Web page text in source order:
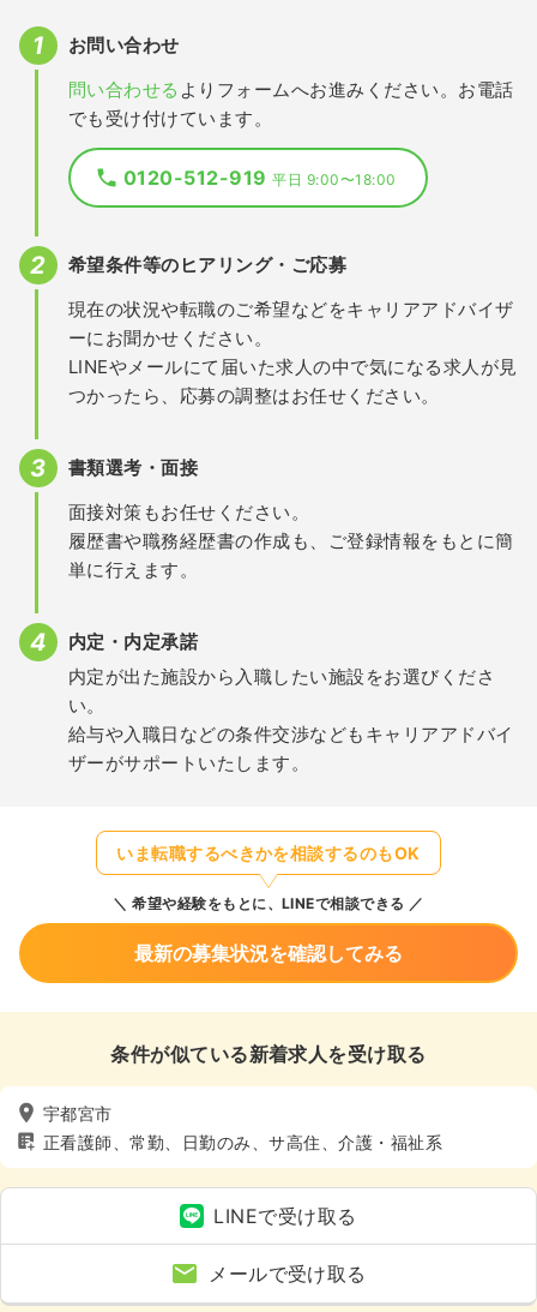
お問い合わせ
問い合わせる よりフォームへお進みください。お電話
でも受け付けています。
0120-512-919平日 9:00〜18:00
希望条件等のヒアリング・ご応募
現在の状況や転職のご希望などをキャリアアドバイザ
ーにお聞かせください。
LINEやメールにて届いた求人の中で気になる求人が見
つかったら、応募の調整はお任せください。
書類選考・面接
面接対策もお任せください。
履歴書や職務経歴書の作成も、ご登録情報をもとに簡
単に行えます。
内定・内定承諾
内定が出た施設から入職したい施設をお選びくださ
い。
給与や入職日などの条件交渉などもキャリアアドバイ
ザーがサポートいたします。
いま転職するべきかを相談するのもOK
希望や経験をもとに、LINEで相談できる
最新の募集状況を確認してみる
条件が似ている新着求人を受け取る
宇都宮市
正看護師、常勤、日勤のみ、サ高住、介護・福祉系
LINEで受け取る
メールで受け取る